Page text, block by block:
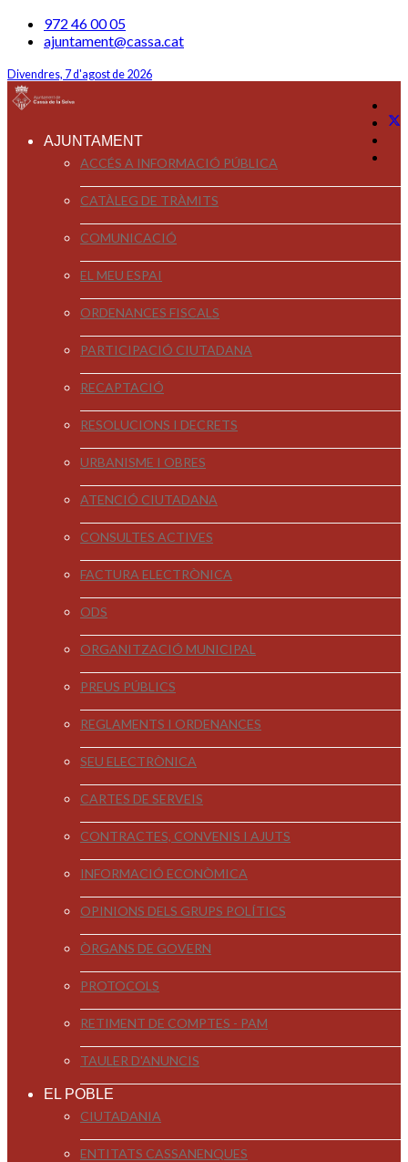
972 46 00 05
ajuntament@cassa.cat
Divendres, 7 d'agost de 2026
AJUNTAMENT
ACCÉS A INFORMACIÓ PÚBLICA
CATÀLEG DE TRÀMITS
COMUNICACIÓ
EL MEU ESPAI
ORDENANCES FISCALS
PARTICIPACIÓ CIUTADANA
RECAPTACIÓ
RESOLUCIONS I DECRETS
URBANISME I OBRES
ATENCIÓ CIUTADANA
CONSULTES ACTIVES
FACTURA ELECTRÒNICA
ODS
ORGANITZACIÓ MUNICIPAL
PREUS PÚBLICS
REGLAMENTS I ORDENANCES
SEU ELECTRÒNICA
CARTES DE SERVEIS
CONTRACTES, CONVENIS I AJUTS
INFORMACIÓ ECONÒMICA
OPINIONS DELS GRUPS POLÍTICS
ÒRGANS DE GOVERN
PROTOCOLS
RETIMENT DE COMPTES - PAM
TAULER D'ANUNCIS
EL POBLE
CIUTADANIA
ENTITATS CASSANENQUES